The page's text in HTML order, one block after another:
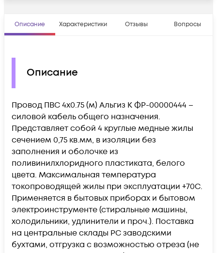
Описание Характеристики Отзывы Вопросы
Описание
Провод ПВС 4х0.75 (м) Альгиз К ФР-00000444 –
силовой кабель общего назначения.
Представляет собой 4 круглые медные жилы
сечением 0,75 кв.мм, в изоляции без
заполнения и оболочке из
поливинилхлоридного пластиката, белого
цвета. Максимальная температура
токопроводящей жилы при эксплуатации +70С.
Применяется в бытовых приборах и бытовом
электроинструменте (стиральные машины,
холодильники, удлинители и проч.). Поставка
на центральные склады РС заводскими
бухтами, отгрузка с возможностью отреза (не